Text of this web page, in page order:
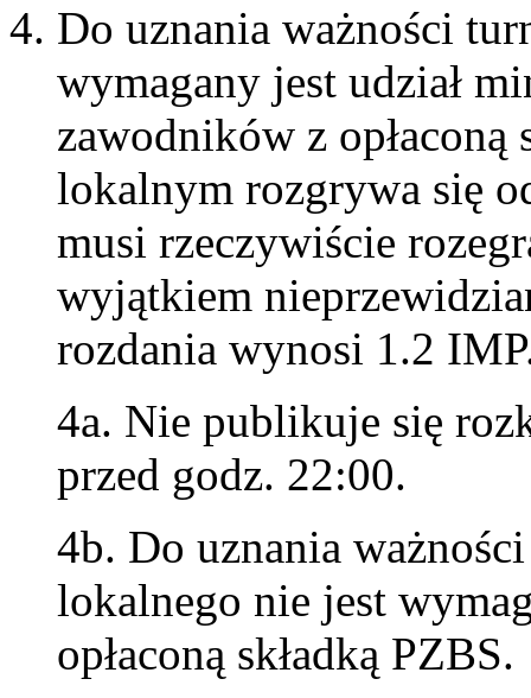
Do uznania ważności
wymagany jest udział
zawodników z
lokalnym rozgrywa się
musi rzeczywiście
wyjątkiem
rozdania wynosi 1.2
4a. Nie publikuje się
przed godz. 22:00.
4b. Do uznania
lokalnego nie jest
opłaconą składką PZBS.